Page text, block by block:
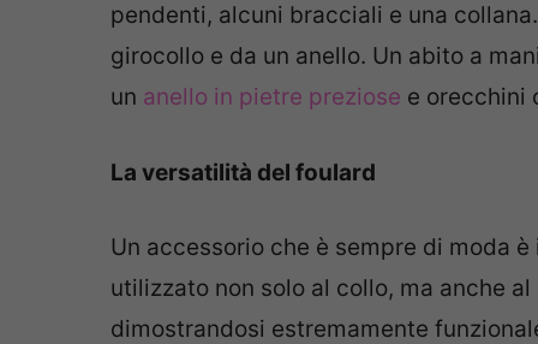
pendenti, alcuni bracciali e una
girocollo e da un anello. Un abito a
un anello in pietre preziose e orecchini
La versatilità del foulard
Un accessorio che è sempre di moda
utilizzato non solo al collo, ma anche al
dimostrandosi estremamente